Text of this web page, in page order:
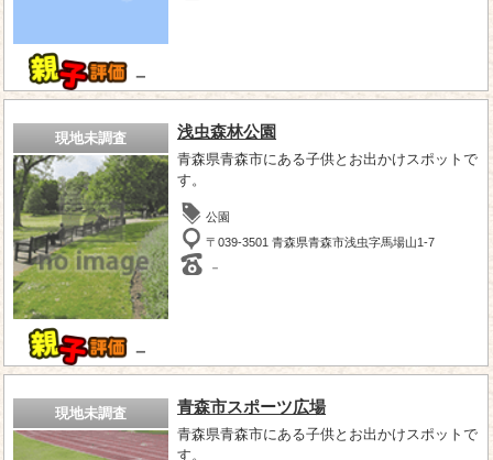
－
現地未調査
－
浅虫森林公園
青森県青森市にある子供とお出かけスポットで
す。
公園
〒039-3501 青森県青森市浅虫字馬場山1-7
－
現地未調査 青森市スポーツ広場
青森県青森市にある子供とお出かけスポットで
す。